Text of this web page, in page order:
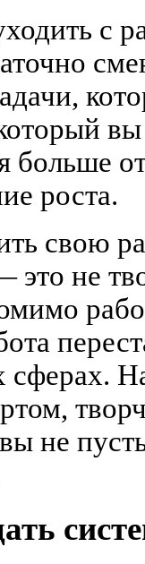
с
больше
роста.
свою
это не
сферах.
не